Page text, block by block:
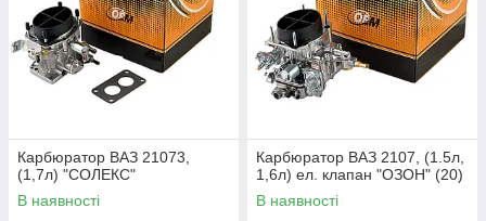
Карбюратор ВАЗ 21073,
(1,7л) "СОЛЕКС"
В наявності
Карбюратор ВАЗ 2107, (1.5л,
1,6л) ел. клапан "ОЗОН" (20)
В наявності